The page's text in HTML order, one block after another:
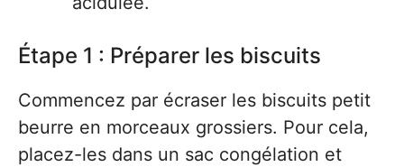
Étape 1 : Préparer les biscuits
Commencez par écraser les biscuits petit
beurre en morceaux grossiers. Pour cela,
placez-les dans un sac congélation et